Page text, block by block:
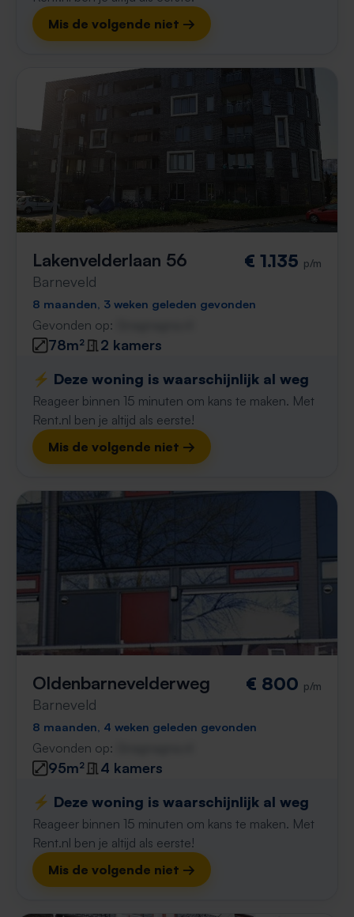
Mis de volgende niet →
Lakenvelderlaan 56
Barneveld
€ 1.135 p/m
8 maanden, 3 weken geleden gevonden
Gevonden op:
78m²
2 kamers
⚡️ Deze woning is waarschijnlijk al weg
Reageer binnen 15 minuten om kans te maken. Met
Rent.nl ben je altijd als eerste!
Mis de volgende niet →
Oldenbarnevelderweg
Barneveld
€ 800 p/m
8 maanden, 4 weken geleden gevonden
Gevonden op:
95m²
4 kamers
⚡️ Deze woning is waarschijnlijk al weg
Reageer binnen 15 minuten om kans te maken. Met
Rent.nl ben je altijd als eerste!
Mis de volgende niet →